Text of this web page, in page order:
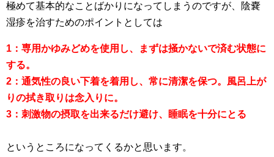
極めて基本的なことばかりになってしまうのですが、陰嚢
湿疹を治すためのポイントとしては
1：専用かゆみどめを使用し、まずは掻かないで済む状態に
する。
2：通気性の良い下着を着用し、常に清潔を保つ。風呂上が
りの拭き取りは念入りに。
3：刺激物の摂取を出来るだけ避け、睡眠を十分にとる
というところになってくるかと思います。